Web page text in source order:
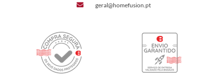
geral@homefusion.pt